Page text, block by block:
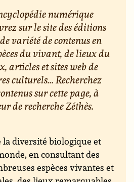
numérique
sur le site des éditions
variété de contenus en
du vivant, de lieux du
articles et sites web de
culturels... Recherchez
sur cette page, à
de recherche Zéthès.
diversité biologique et
en consultant des
espèces vivantes et